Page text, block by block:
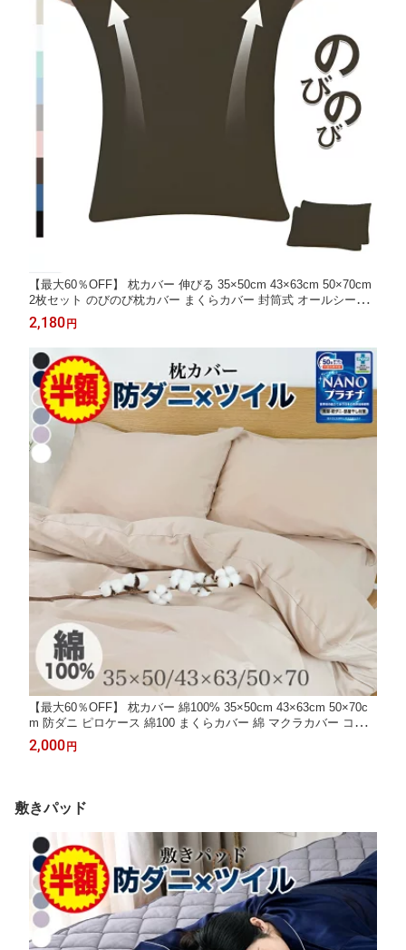
【最大60％OFF】 枕カバー 伸びる 35×50cm 43×63cm 50×70cm
2枚セット のびのび枕カバー まくらカバー 封筒式 オールシーズ
ン まくらかばー ピローケース 柔らかい さらさら 防臭 ぴったり
ソフトタッチ ピロケース 枕ケース 枕 カバー かわいい 吸汗速乾
2,180円
【最大60％OFF】 枕カバー 綿100% 35×50cm 43×63cm 50×70c
m 防ダニ ピロケース 綿100 まくらカバー 綿 マクラカバー コッ
トン ピローケース 封筒式 オールシーズン 無地 吸汗 抗菌 防臭 速
乾 可愛い 北欧 丸洗い 高級 さらさら 敏感肌 高密度
2,000円
敷きパッド